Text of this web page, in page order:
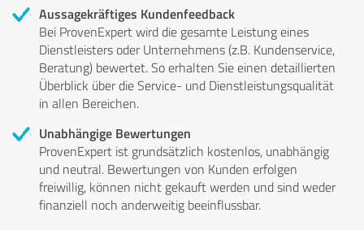
Aussagekräftiges Kundenfeedback
Bei ProvenExpert wird die gesamte Leistung eines
Dienstleisters oder Unternehmens (z.B. Kundenservice,
Beratung) bewertet. So erhalten Sie einen detaillierten
Überblick über die Service- und Dienstleistungsqualität
in allen Bereichen.
Unabhängige Bewertungen
ProvenExpert ist grundsätzlich kostenlos, unabhängig
und neutral. Bewertungen von Kunden erfolgen
freiwillig, können nicht gekauft werden und sind weder
finanziell noch anderweitig beeinflussbar.